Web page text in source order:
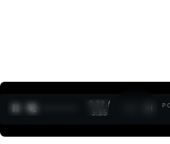
0:30 /
3:35